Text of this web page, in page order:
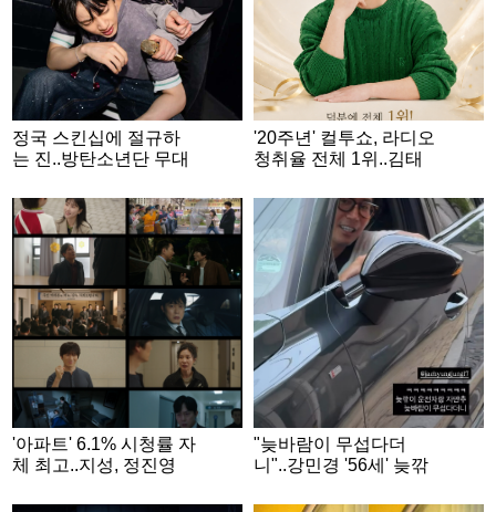
정국 스킨십에 절규하
는 진..방탄소년단 무대
슈]
'20주년' 컬투쇼, 라디오
청취율 전체 1위..김태
복하고 감사"
'아파트' 6.1% 시청률 자
체 최고..지성, 정진영
합]
"늦바람이 무섭다더
니"..강민경 '56세' 늦깎